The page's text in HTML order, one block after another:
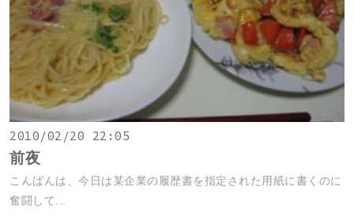
2010/02/20 22:05
前夜
こんばんは、今日は某企業の履歴書を指定された用紙に書くのに
奮闘して...